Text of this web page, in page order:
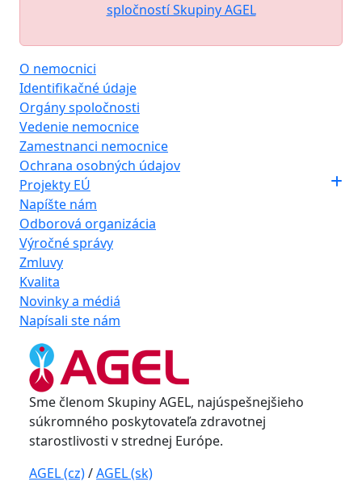
spločností Skupiny AGEL
O nemocnici
Identifikačné údaje
Orgány spoločnosti
Vedenie nemocnice
Zamestnanci nemocnice
Ochrana osobných údajov
Projekty EÚ
Napíšte nám
Odborová organizácia
Výročné správy
Zmluvy
Kvalita
Novinky a médiá
Napísali ste nám
Sme členom Skupiny AGEL, najúspešnejšieho
súkromného poskytovateľa zdravotnej
starostlivosti v strednej Európe.
AGEL (cz)/AGEL (sk)